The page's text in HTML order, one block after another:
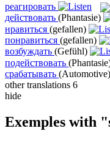
реагировать
действовать (Phantasie)
нравиться (gefallen)
понравиться (gefallen)
возбуждать (Gefühl)
подействовать
срабатывать (Automotive)
other translations 6
hide
Exemples with